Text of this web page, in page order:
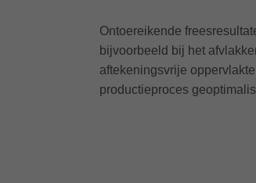
Ontoereikende
bijvoorbeeld bij het
aftekeningsvrije
productieproces